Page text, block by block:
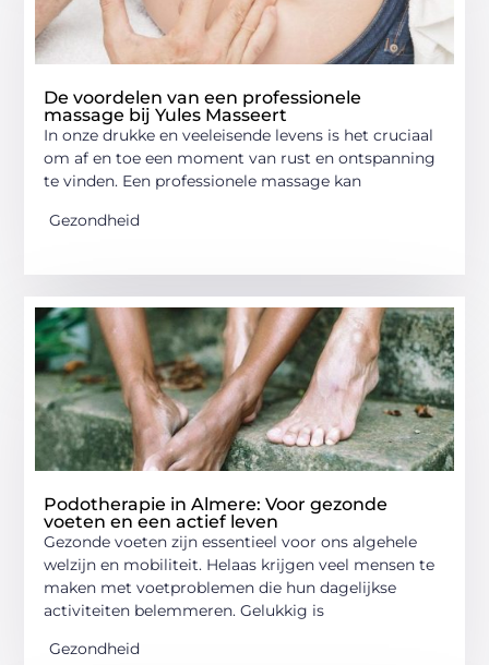
De voordelen van een professionele
massage bij Yules Masseert
In onze drukke en veeleisende levens is het cruciaal
om af en toe een moment van rust en ontspanning
te vinden. Een professionele massage kan
Gezondheid
Podotherapie in Almere: Voor gezonde
voeten en een actief leven
Gezonde voeten zijn essentieel voor ons algehele
welzijn en mobiliteit. Helaas krijgen veel mensen te
maken met voetproblemen die hun dagelijkse
activiteiten belemmeren. Gelukkig is
Gezondheid